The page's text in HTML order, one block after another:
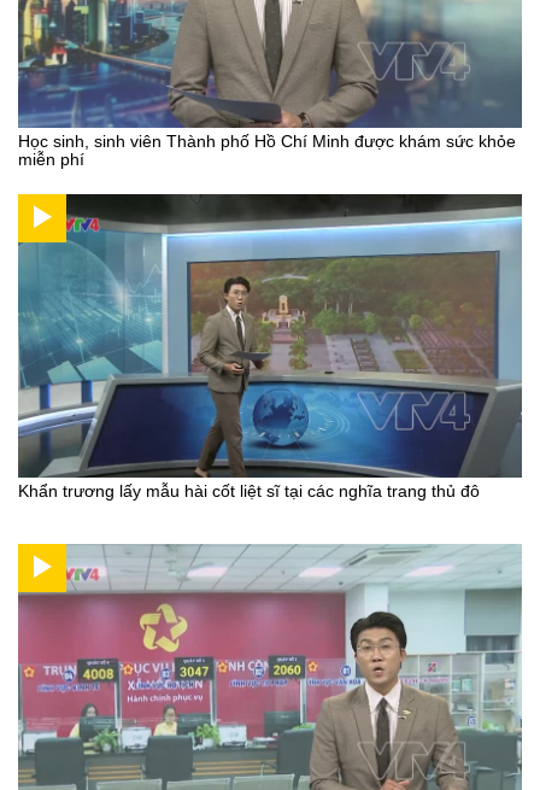
Học sinh, sinh viên Thành phố Hồ Chí Minh được khám sức khỏe
miễn phí
Khẩn trương lấy mẫu hài cốt liệt sĩ tại các nghĩa trang thủ đô